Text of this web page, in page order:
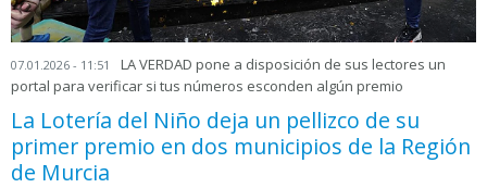
07.01.2026 - 11:51
LA VERDAD pone a disposición de sus lectores un
portal para verificar si tus números esconden algún premio
La Lotería del Niño deja un pellizco de su
primer premio en dos municipios de la Región
de Murcia